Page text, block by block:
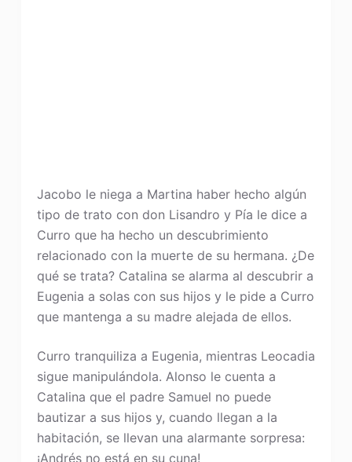
Jacobo le niega a Martina haber hecho algún
tipo de trato con don Lisandro y Pía le dice a
Curro que ha hecho un descubrimiento
relacionado con la muerte de su hermana. ¿De
qué se trata? Catalina se alarma al descubrir a
Eugenia a solas con sus hijos y le pide a Curro
que mantenga a su madre alejada de ellos.
Curro tranquiliza a Eugenia, mientras Leocadia
sigue manipulándola. Alonso le cuenta a
Catalina que el padre Samuel no puede
bautizar a sus hijos y, cuando llegan a la
habitación, se llevan una alarmante sorpresa:
¡Andrés no está en su cuna!